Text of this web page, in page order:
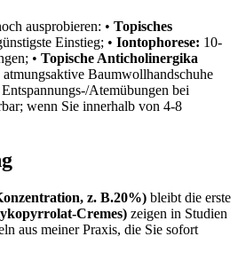
ausprobieren: • Topisches
Einstieg; • Iontophorese: 10-
‍• Topische Anticholinergika
Baumwollhandschuhe
Atemübungen bei
wenn Sie innerhalb von 4-8
z. B.20%) bleibt die erste
Cremes) zeigen in Studien⁣
aus meiner Praxis, die Sie sofort